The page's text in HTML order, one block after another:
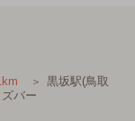
黒坂駅(鳥取
バー